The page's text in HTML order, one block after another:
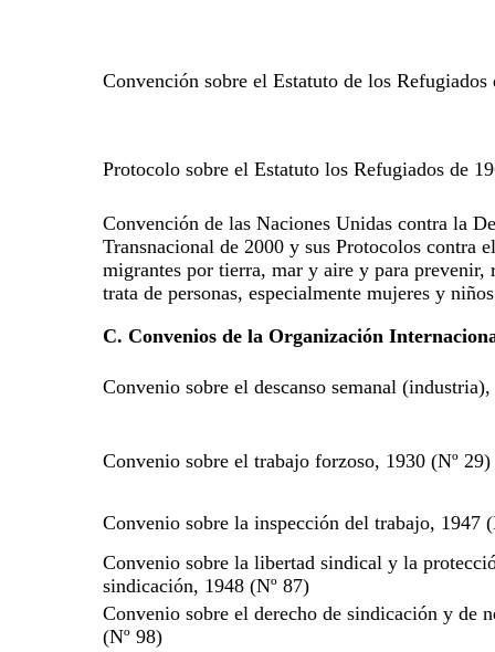
Convención sobre el Estatuto de los Refugiados
Protocolo sobre el Estatuto los Refugiados de
Convención de las Naciones Unidas contra la
Transnacional de 2000 y sus Protocolos contra
migrantes por tierra, mar y aire y para prevenir,
trata de personas, especialmente mujeres y niños
C. Convenios de la Organización
Convenio sobre el descanso semanal
Convenio sobre el trabajo forzoso, 1930 (Nº 29)
Convenio sobre la inspección del trabajo, 1947
Convenio sobre la libertad sindical y la
sindicación, 1948 (Nº 87)
Convenio sobre el derecho de sindicación y de
(Nº 98)